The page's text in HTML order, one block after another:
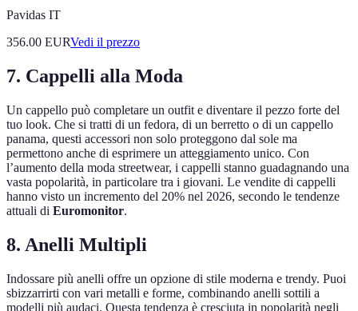
Pavidas IT
356.00 EURVedi il prezzo
7. Cappelli alla Moda
Un cappello può completare un outfit e diventare il pezzo forte del
tuo look. Che si tratti di un fedora, di un berretto o di un cappello
panama, questi accessori non solo proteggono dal sole ma
permettono anche di esprimere un atteggiamento unico. Con
l’aumento della moda streetwear, i cappelli stanno guadagnando una
vasta popolarità, in particolare tra i giovani. Le vendite di cappelli
hanno visto un incremento del 20% nel 2026, secondo le tendenze
attuali di Euromonitor.
8. Anelli Multipli
Indossare più anelli offre un opzione di stile moderna e trendy. Puoi
sbizzarrirti con vari metalli e forme, combinando anelli sottili a
modelli più audaci. Questa tendenza è cresciuta in popolarità negli